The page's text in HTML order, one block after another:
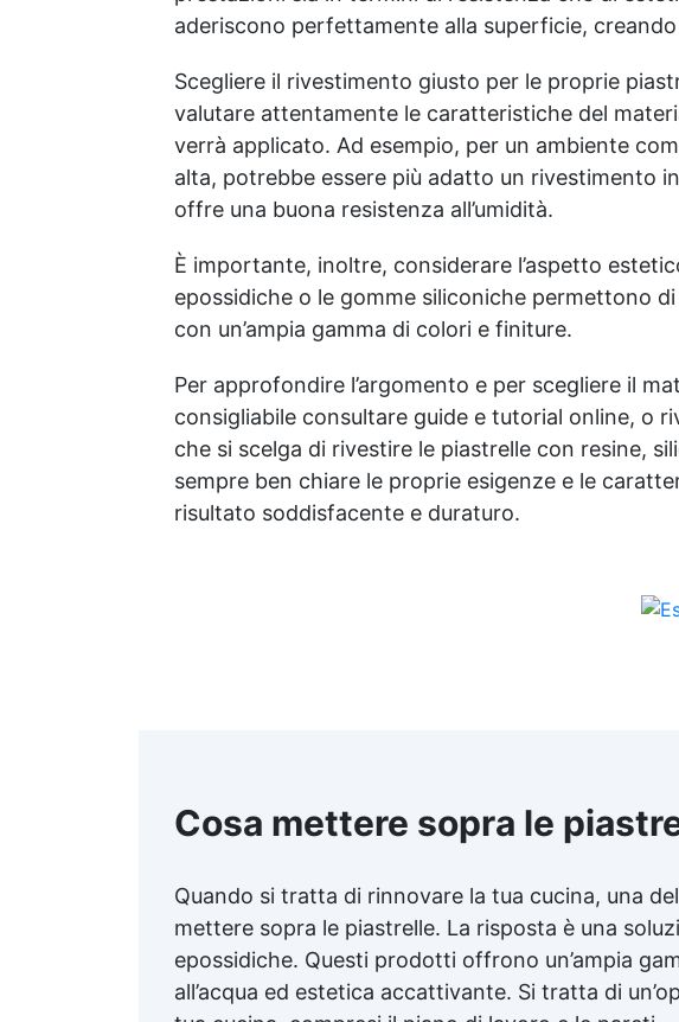
calcolata in
aderiscono perfettamente alla superficie,
Scegliere il rivestimento giusto per le proprie
valutare attentamente le caratteristiche del
verrà applicato. Ad esempio, per un ambiente
alta, potrebbe essere più adatto un rivestimento
offre una buona resistenza all’umidità.
È importante, inoltre, considerare l’aspetto
epossidiche o le gomme siliconiche permettono
con un’ampia gamma di colori e finiture.
Per approfondire l’argomento e per scegliere il
consigliabile consultare guide e tutorial online, o
che si scelga di rivestire le piastrelle con resine,
sempre ben chiare le proprie esigenze e le
risultato soddisfacente e duraturo.
Cosa mettere sopra le
Quando si tratta di rinnovare la tua cucina, una
mettere sopra le piastrelle. La risposta è una
epossidiche. Questi prodotti offrono un’ampia
all’acqua ed estetica accattivante. Si tratta di